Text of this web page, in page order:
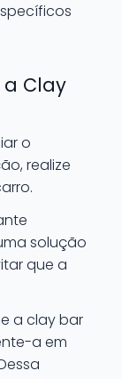
a Clay
o
realize
solução
que a
a clay bar
a em